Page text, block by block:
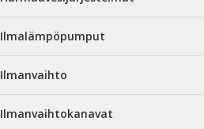
Ilmalämpöpumput
Ilmanvaihto
Ilmanvaihtokanavat